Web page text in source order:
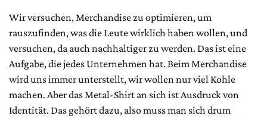
Wir versuchen, Merchandise zu optimieren, um
rauszufinden, was die Leute wirklich haben wollen, und
versuchen, da auch nachhaltiger zu werden. Das ist eine
Aufgabe, die jedes Unternehmen hat. Beim Merchandise
wird uns immer unterstellt, wir wollen nur viel Kohle
machen. Aber das Metal-Shirt an sich ist Ausdruck von
Identität. Das gehört dazu, also muss man sich drum